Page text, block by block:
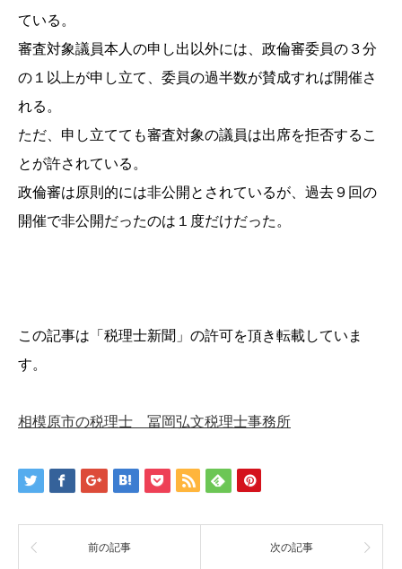
ている。
審査対象議員本人の申し出以外には、政倫審委員の３分
の１以上が申し立て、委員の過半数が賛成すれば開催さ
れる。
ただ、申し立てても審査対象の議員は出席を拒否するこ
とが許されている。
政倫審は原則的には非公開とされているが、過去９回の
開催で非公開だったのは１度だけだった。
この記事は「税理士新聞」の許可を頂き転載していま
す。
相模原市の税理士 冨岡弘文税理士事務所
前の記事 次の記事